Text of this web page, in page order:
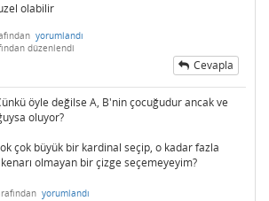
olabilir
yorumlandı
düzenlendi
Cevapla
öyle değilse A, B'nin çocuğudur ancak ve
oluyor?
çok büyük bir kardinal seçip, o kadar fazla
olmayan bir çizge seçemeyeyim?
yorumlandı